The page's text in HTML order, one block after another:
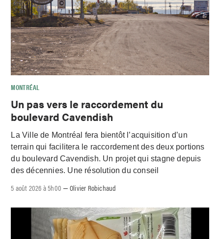
MONTRÉAL
Un pas vers le raccordement du
boulevard Cavendish
La Ville de Montréal fera bientôt l’acquisition d’un
terrain qui facilitera le raccordement des deux portions
du boulevard Cavendish. Un projet qui stagne depuis
des décennies. Une résolution du conseil
5 août 2026 à 5h00 –Olivier Robichaud